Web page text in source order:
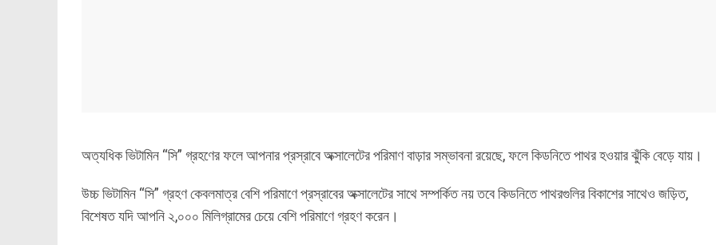
অত্যধিক ভিটামিন “সি” গ্রহণের ফলে আপনার প্রস্রাবে অক্সালেটের পরিমাণ বাড়ার সম্ভাবনা রয়েছে, ফলে কিডনিতে পাথর হওয়ার ঝুঁকি বেড়ে যায়।
উচ্চ ভিটামিন “সি” গ্রহণ কেবলমাত্র বেশি পরিমাণে প্রস্রাবের অক্সালেটের সাথে সম্পর্কিত নয় তবে কিডনিতে পাথরগুলির বিকাশের সাথেও জড়িত,
বিশেষত যদি আপনি ২,০০০ মিলিগ্রামের চেয়ে বেশি পরিমাণে গ্রহণ করেন।